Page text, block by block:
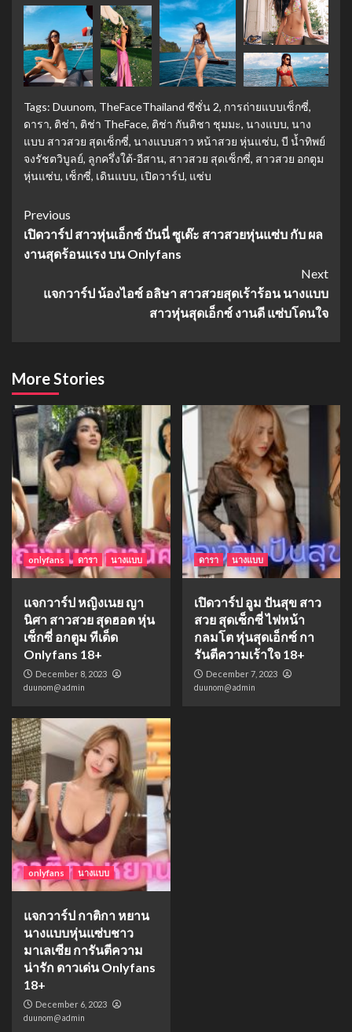
Tags: Duunom, TheFaceThailand ซีซั่น 2, การถ่ายแบบเซ็กซี่,
ดารา, ติช่า, ติช่า TheFace, ติช่า กันติชา ชุมมะ, นางแบบ, นาง
แบบ สาวสวย สุดเซ็กซี่, นางแบบสาว หน้าสวย หุ่นแซ่บ, บี น้ำทิพย์
จงรัชตวิบูลย์, ลูกครึ่งใต้-อีสาน, สาวสวย สุดเซ็กซี่, สาวสวย อกตูม
หุ่นแซ่บ, เซ็กซี่, เดินแบบ, เปิดวาร์ป, แซ่บ
Continue
Reading
Previous
เปิดวาร์ป สาวหุ่นเอ็กซ์ บันนี่ ซูเด๊ะ สาวสวยหุ่นแซ่บ กับ ผล
งานสุดร้อนแรง บน Onlyfans
Next
แจกวาร์ป น้องไอซ์ อลิษา สาวสวยสุดเร้าร้อน นางแบบ
สาวหุ่นสุดเอ็กซ์ งานดี แซ่บโดนใจ
More Stories
onlyfans ดารา นางแบบ
แจกวาร์ป หญิงเนย ญา
นิศา สาวสวย สุดฮอต หุ่น
เซ็กซี่ อกตูม ทีเด็ด
Onlyfans 18+
December 8, 2023
duunom@admin
ดารา นางแบบ
เปิดวาร์ป อูม ปันสุข สาว
สวย สุดเซ็กซี่ ไฟหน้า
กลมโต หุ่นสุดเอ็กซ์ กา
รันตีความเร้าใจ 18+
December 7, 2023
duunom@admin
onlyfans นางแบบ
แจกวาร์ป กาติกา หยาน
นางแบบหุ่นแซ่บชาว
มาเลเซีย การันตีความ
น่ารัก ดาวเด่น Onlyfans
18+
December 6, 2023
duunom@admin